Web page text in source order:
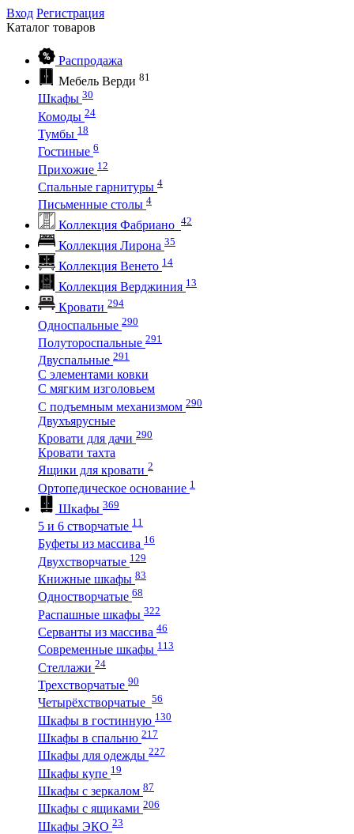
Вход Регистрация
Каталог товаров
Распродажа
Мебель Верди 81
Шкафы 30
Комоды 24
Тумбы 18
Гостиные 6
Прихожие 12
Спальные гарнитуры 4
Письменные столы 4
Коллекция Фабриано 42
Коллекция Лирона 35
Коллекция Венето 14
Коллекция Верджиния 13
Кровати 294
Односпальные 290
Полутороспальные 291
Двуспальные 291
С элементами ковки
С мягким изголовьем
С подъемным механизмом 290
Двухъярусные
Кровати для дачи 290
Кровати тахта
Ящики для кровати 2
Ортопедическое основание 1
Шкафы 369
5 и 6 створчатые 11
Буфеты из массива 16
Двухстворчатые 129
Книжные шкафы 83
Одностворчатые 68
Распашные шкафы 322
Серванты из массива 46
Современные шкафы 113
Стеллажи 24
Трехстворчатые 90
Четырёхстворчатые 56
Шкафы в гостинную 130
Шкафы в спальню 217
Шкафы для одежды 227
Шкафы купе 19
Шкафы с зеркалом 87
Шкафы с ящиками 206
Шкафы ЭКО 23